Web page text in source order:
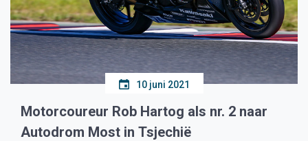
10 juni 2021
Motorcoureur Rob Hartog als nr. 2 naar
Autodrom Most in Tsjechië